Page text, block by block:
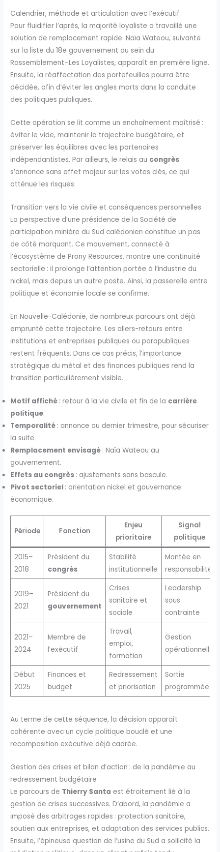
Calendrier, méthode et articulation avec l’exécutif
Pour fluidifier l’après, la majorité loyaliste a travaillé une
solution de remplacement rapide. Naïa Wateou, suivante
sur la liste du 18e gouvernement au sein du
Rassemblement–Les Loyalistes, apparaît en première ligne.
Ensuite, la réaffectation des portefeuilles pourra être
décidée, afin d’éviter les angles morts dans la conduite
des politiques publiques.
Cette opération se lit comme un enchaînement maîtrisé :
éviter le vide, maintenir la trajectoire budgétaire, et
préserver les équilibres avec les partenaires
indépendantistes. Par ailleurs, le relais au congrès
s’annonce sans effet majeur sur les votes clés, ce qui
atténue les risques.
Transition vers la vie civile et conséquences personnelles
La perspective d’une présidence de la Société de
participation minière du Sud calédonien constitue un pas
de côté marquant. Ce mouvement, connecté à
l’écosystème de Prony Resources, montre une continuité
sectorielle : il prolonge l’attention portée à l’industrie du
nickel, mais depuis un autre poste. Ainsi, la passerelle entre
politique et économie locale se confirme.
En Nouvelle-Calédonie, de nombreux parcours ont déjà
emprunté cette trajectoire. Les allers-retours entre
institutions et entreprises publiques ou parapubliques
restent fréquents. Dans ce cas précis, l’importance
stratégique du métal et des finances publiques rend la
transition particulièrement visible.
Motif affiché : retour à la vie civile et fin de la carrière
politique.
Temporalité : annonce au dernier trimestre, pour sécuriser
la suite.
Remplacement envisagé : Naïa Wateou au
gouvernement.
Effets au congrès : ajustements sans bascule.
Pivot sectoriel : orientation nickel et gouvernance
économique.
Période Fonction
Enjeu
prioritaire
Signal
politique
2015–
2018
Président du
congrès
Stabilité
institutionnelle
Montée en
responsabilité
2019–
2021
Président du
gouvernement
Crises
sanitaire et
sociale
Leadership
sous
contrainte
2021–
2024
Membre de
l’exécutif
Travail,
emploi,
formation
Gestion
opérationnelle
Début
2025
Finances et
budget
Redressement
et priorisation
Sortie
programmée
Au terme de cette séquence, la décision apparaît
cohérente avec un cycle politique bouclé et une
recomposition exécutive déjà cadrée.
Gestion des crises et bilan d’action : de la pandémie au
redressement budgétaire
Le parcours de Thierry Santa est étroitement lié à la
gestion de crises successives. D’abord, la pandémie a
imposé des arbitrages rapides : protection sanitaire,
soutien aux entreprises, et adaptation des services publics.
Ensuite, l’épineuse question de l’usine du Sud a sollicité la